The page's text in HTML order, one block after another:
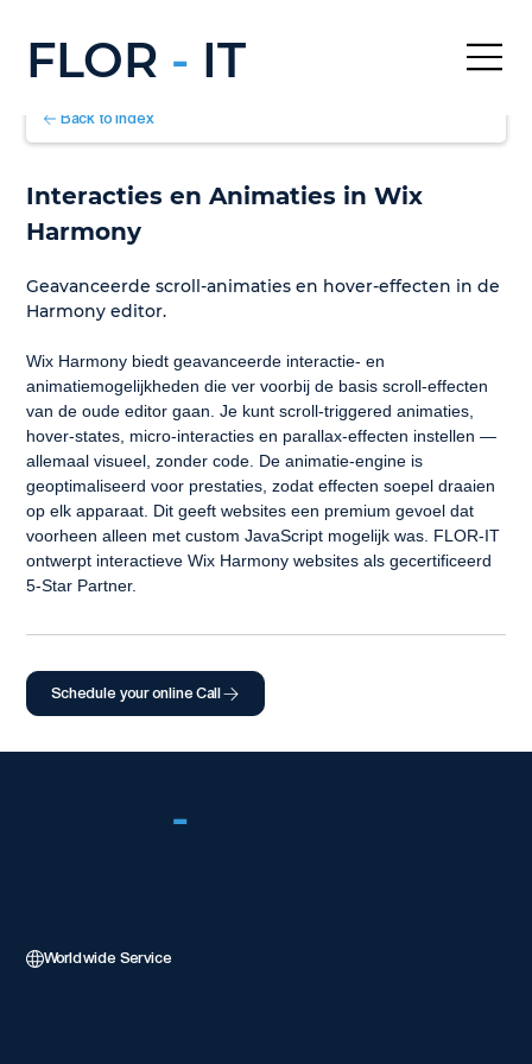
FLOR - IT
Back to Index
Interacties en Animaties in Wix
Harmony
Geavanceerde scroll-animaties en hover-effecten in de
Harmony editor.
Wix Harmony biedt geavanceerde interactie- en
animatiemogelijkheden die ver voorbij de basis scroll-effecten
van de oude editor gaan. Je kunt scroll-triggered animaties,
hover-states, micro-interacties en parallax-effecten instellen —
allemaal visueel, zonder code. De animatie-engine is
geoptimaliseerd voor prestaties, zodat effecten soepel draaien
op elk apparaat. Dit geeft websites een premium gevoel dat
voorheen alleen met custom JavaScript mogelijk was. FLOR-IT
ontwerpt interactieve Wix Harmony websites als gecertificeerd
5-Star Partner.
Schedule your online Call
-
Worldwide Service